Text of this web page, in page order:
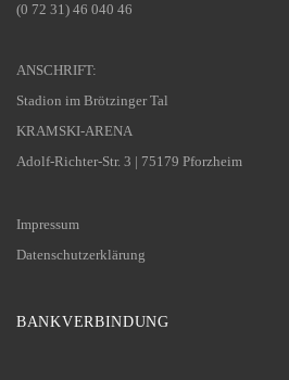
(0 72 31) 46 040 46
ANSCHRIFT:
Stadion im Brötzinger Tal
KRAMSKI-ARENA
Adolf-Richter-Str. 3 | 75179 Pforzheim
Impressum
Datenschutzerklärung
BANKVERBINDUNG